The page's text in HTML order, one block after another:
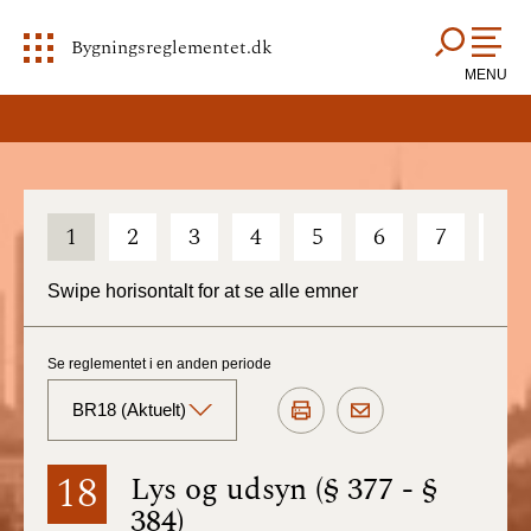
Bygningsreglementet.dk
MENU
1 2 3 4 5 6 7
Swipe horisontalt for at se alle emner
18 Lys og udsyn (§ 377 - §
384)
Se reglementet i en anden periode
BR18 (Aktuelt)
BR18 (Aktuelt)